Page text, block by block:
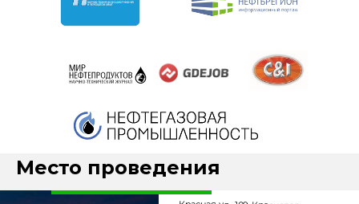
Место проведения